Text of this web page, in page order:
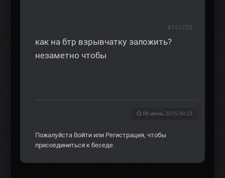
как на бтр взрывчатку заложить?
незаметно чтобы
08 июнь 2015 09:23
#151783
Пожалуйста Войти или Регистрация, чтобы
присоединиться к беседе.